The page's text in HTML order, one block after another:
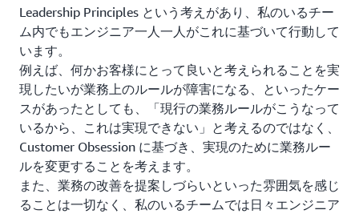
Leadership Principles という考えがあり、私のいるチー
ム内でもエンジニア一人一人がこれに基づいて行動して
います。
例えば、何かお客様にとって良いと考えられることを実
現したいが業務上のルールが障害になる、といったケー
スがあったとしても、「現行の業務ルールがこうなって
いるから、これは実現できない」と考えるのではなく、
Customer Obsession に基づき、実現のために業務ルー
ルを変更することを考えます。
また、業務の改善を提案しづらいといった雰囲気を感じ
ることは一切なく、私のいるチームでは日々エンジニア